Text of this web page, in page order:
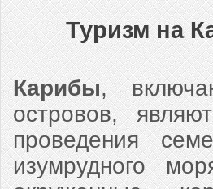
Туризм на
Карибы,
островов,
проведения
изумрудного